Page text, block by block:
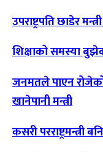
उपराष्ट्रपति छाडेर
शिक्षाको समस्या
जनमतले पाएन
खानेपानी मन्त्री
कसरी परराष्ट्रमन्त्री